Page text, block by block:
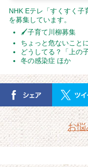
NHK Eテレ「すくすく子
を募集しています。
🖌子育て川柳募集
ちょっと危ないこと
どうしてる？「上の
冬の感染症 ほか
お